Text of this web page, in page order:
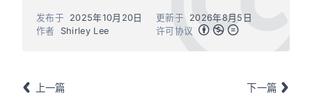
作者 Shirley Lee
发布于 2025年10月20日 更新于
2026年8月5日
许可协议
上一篇 下一篇